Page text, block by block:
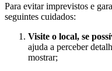
Para evitar imprevistos e
seguintes cuidados:
Visite o local, se
ajuda a perceber
mostrar;